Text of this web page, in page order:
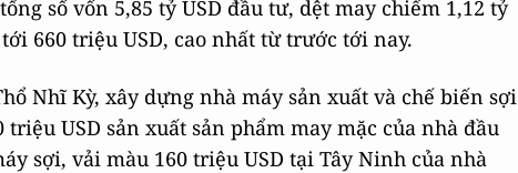
số vốn 5,85 tỷ USD đầu tư, dệt may chiếm 1,12 tỷ
660 triệu USD, cao nhất từ trước tới nay.
Nhĩ Kỳ, xây dựng nhà máy sản xuất và chế biến sợi
USD sản xuất sản phẩm may mặc của nhà đầu
sợi, vải màu 160 triệu USD tại Tây Ninh của nhà